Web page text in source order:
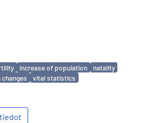
increase of population
natality
vital statistics